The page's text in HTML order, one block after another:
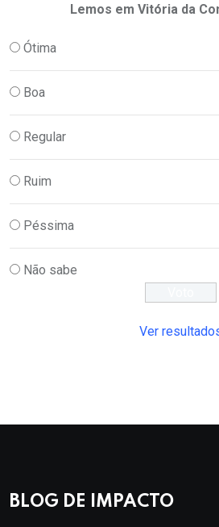
Lemos em Vitória da
Ótima
Boa
Regular
Ruim
Péssima
Não sabe
Ver
BLOG DE IMPACTO